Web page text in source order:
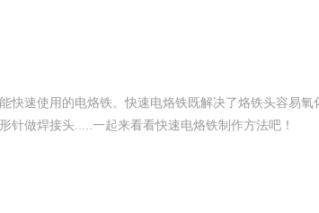
速使用的电烙铁。快速电烙铁既解决了烙铁头容易氧
做焊接头.....一起来看看快速电烙铁制作方法吧！